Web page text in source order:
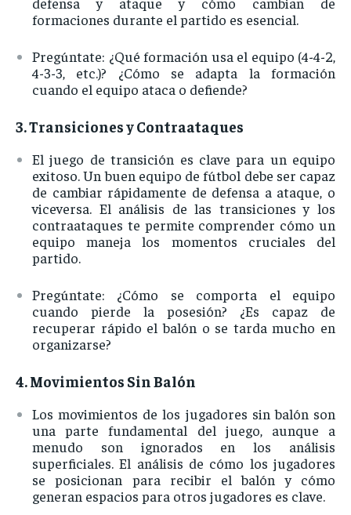
formaciones durante el partido es esencial.
Pregúntate: ¿Qué formación usa el equipo (4-4-2,
4-3-3, etc.)? ¿Cómo se adapta la formación
cuando el equipo ataca o defiende?
3.TransicionesyContraataques
Eljuego detransición es clavepara un equipo
exitoso.Unbuen equipo de fútbol debe ser capaz
de cambiar rápidamente de defensa a ataque, o
viceversa. El análisis delas transicionesylos
contraataques te permite comprender cómoun
equipomanejalos momentos cruciales del
partido.
Pregúntate: ¿Cómo se comporta el equipo
cuando pierde la posesión? ¿Es capaz de
recuperar rápido elbalón o se tardamucho en
organizarse?
4.Movimientos SinBalón
Losmovimientos delos jugadores sinbalón son
unaparte fundamental del juego, aunque a
menudo son ignorados enlos análisis
superficiales.El análisis de cómo losjugadores
seposicionan para recibir elbalóny cómo
generan espacios para otros jugadores es clave.